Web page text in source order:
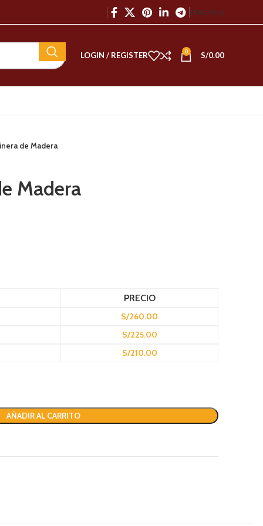
TRACKING
LOGIN / REGISTER 0 S/0.00
de Madera
Madera
PRECIO
S/260.00
S/225.00
S/210.00
AÑADIR AL CARRITO